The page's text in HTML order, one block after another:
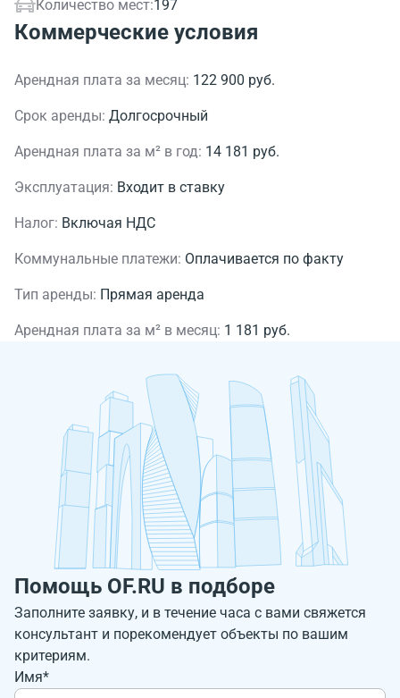
Количество мест:197
Коммерческие условия
Арендная плата за месяц: 122 900 руб.
Срок аренды: Долгосрочный
Арендная плата за м² в год: 14 181 руб.
Эксплуатация: Входит в ставку
Налог: Включая НДС
Коммунальные платежи: Оплачивается по факту
Тип аренды: Прямая аренда
Арендная плата за м² в месяц: 1 181 руб.
Помощь OF.RU в подборе
Заполните заявку, и в течение часа с вами свяжется
консультант и порекомендует объекты по вашим
критериям.
Имя*